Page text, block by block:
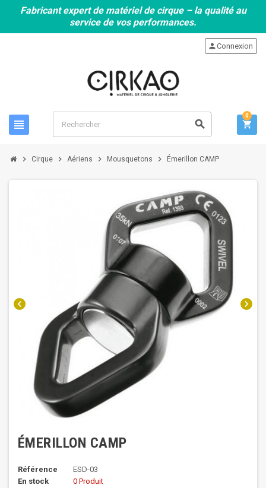
Fabricant expert de matériel de cirque – la qualité au
service de vos performances.
view_headline search
personConnexion
shopping_cart
0
chevron_right Cirque chevron_right Aériens chevron_right Mousquetons chevron_right Émerillon CAMP
chevron_left chevron_right
ÉMERILLON CAMP
Référence
ESD-03
En stock
0 Produit